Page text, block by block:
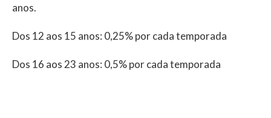
anos.
Dos 12 aos 15 anos: 0,25% por cada temporada
Dos 16 aos 23 anos: 0,5% por cada temporada